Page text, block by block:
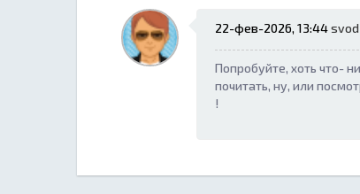
22-фев-2026, 13:44svod
Попробуйте, хоть что-
почитать, ну, или
!